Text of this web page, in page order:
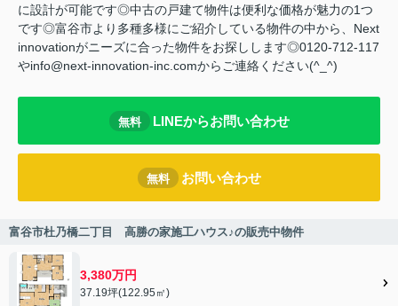
に設計が可能です◎中古の戸建て物件は便利な価格が魅力の1つ
です◎富谷市より多種多様にご紹介している物件の中から、Next
innovationがニーズに合った物件をお探しします◎0120-712-117
やinfo@next-innovation-inc.comからご連絡ください(^_^)
無料 LINEからお問い合わせ
無料 お問い合わせ
富谷市杜乃橋二丁目 高勝の家施工ハウス♪の販売中物件
3,380万円
37.19坪(122.95㎡)